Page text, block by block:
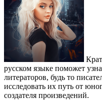
русском языке поможет
литераторов, будь то
исследовать их путь от
создателя произведений.